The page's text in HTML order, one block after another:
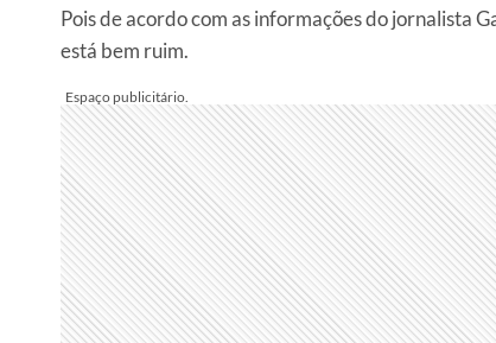
Pois de acordo com as informações do jornalista
está bem ruim.